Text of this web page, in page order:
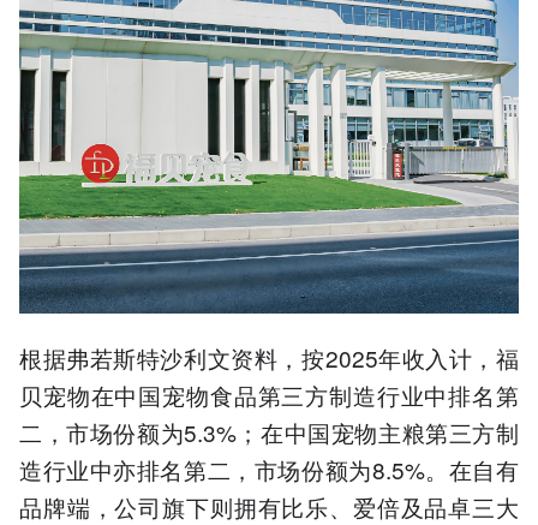
根据弗若斯特沙利文资料，按2025年收入计，福
贝宠物在中国宠物食品第三方制造行业中排名第
二，市场份额为5.3%；在中国宠物主粮第三方制
造行业中亦排名第二，市场份额为8.5%。在自有
品牌端，公司旗下则拥有比乐、爱倍及品卓三大